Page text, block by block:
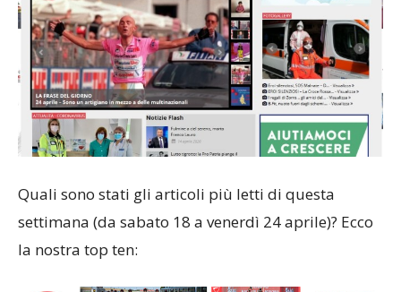
Quali sono stati gli articoli più letti di questa
settimana (da sabato 18 a venerdì 24 aprile)? Ecco
la nostra top ten: